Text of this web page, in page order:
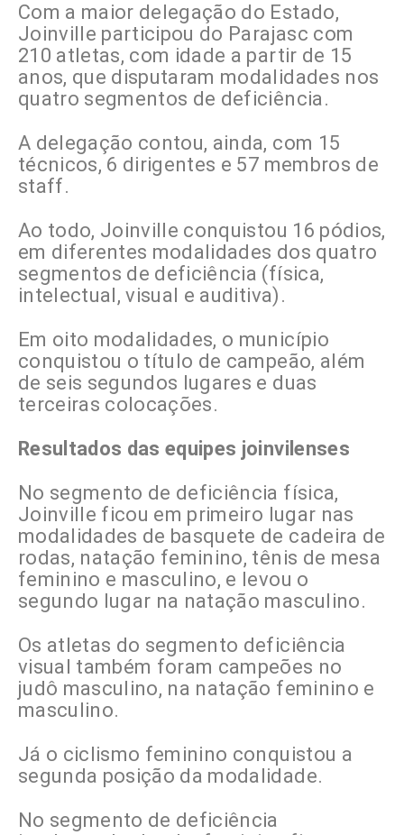
Com a maior delegação do Estado,
Joinville participou do Parajasc com
210 atletas, com idade a partir de 15
anos, que disputaram modalidades nos
quatro segmentos de deficiência.
A delegação contou, ainda, com 15
técnicos, 6 dirigentes e 57 membros de
staff.
Ao todo, Joinville conquistou 16 pódios,
em diferentes modalidades dos quatro
segmentos de deficiência (física,
intelectual, visual e auditiva).
Em oito modalidades, o município
conquistou o título de campeão, além
de seis segundos lugares e duas
terceiras colocações.
Resultados das equipes joinvilenses
No segmento de deficiência física,
Joinville ficou em primeiro lugar nas
modalidades de basquete de cadeira de
rodas, natação feminino, tênis de mesa
feminino e masculino, e levou o
segundo lugar na natação masculino.
Os atletas do segmento deficiência
visual também foram campeões no
judô masculino, na natação feminino e
masculino.
Já o ciclismo feminino conquistou a
segunda posição da modalidade.
No segmento de deficiência